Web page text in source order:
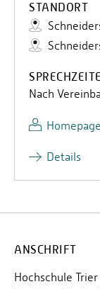
STANDORT
Nach
Homepage
Details
ANSCHRIFT
Hochschule Trier